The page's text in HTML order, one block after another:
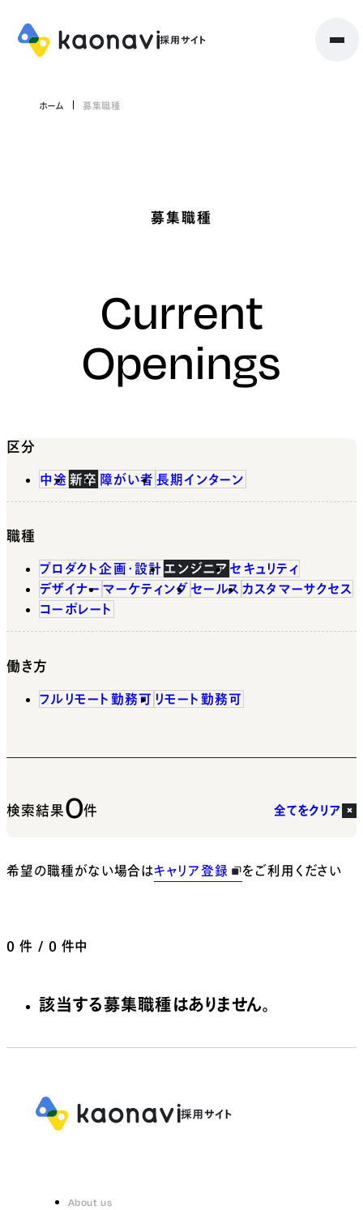
ホーム 募集職種
募集職種
Current
Openings
区分
中途 新卒 障がい者 長期インターン
職種
プロダクト企画・設計 エンジニア セキュリティ
デザイナー マーケティング セールス カスタマーサクセス
コーポレート
働き方
フルリモート勤務可 リモート勤務可
検索結果0件 全てをクリア
希望の職種がない場合はキャリア登録 をご利用ください
0 件 / 0 件中
該当する募集職種はありません。
About us